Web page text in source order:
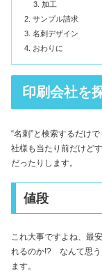
加工
サンプル請求
名刺デザイン
おわりに
印刷会社を
“名刺”と検索するだけ
社様も当たり前だけど
だったりします。
値段
これ大事ですよね、最
れるのか!? なんて思う
ます。